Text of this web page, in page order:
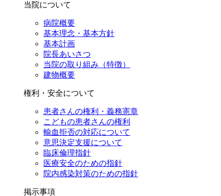
当院について
病院概要
基本理念・基本方針
基本計画
院長あいさつ
当院の取り組み（特徴）
建物概要
権利・安全について
患者さんの権利・義務憲章
こどもの患者さんの権利
輸血拒否の対応について
意思決定支援について
臨床倫理指針
医療安全のための指針
院内感染対策のための指針
掲示事項